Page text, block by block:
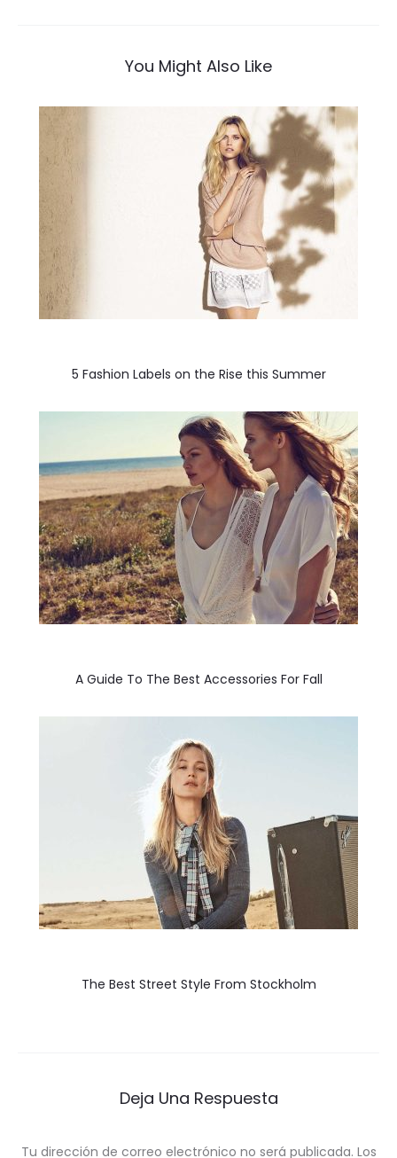
You Might Also Like
5 Fashion Labels on the Rise this Summer
A Guide To The Best Accessories For Fall
The Best Street Style From Stockholm
Deja Una Respuesta
Tu dirección de correo electrónico no será publicada. Los